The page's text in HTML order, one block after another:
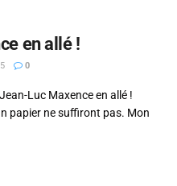
en allé !
0
Luc Maxence en allé !
papier ne suffiront pas. Mon